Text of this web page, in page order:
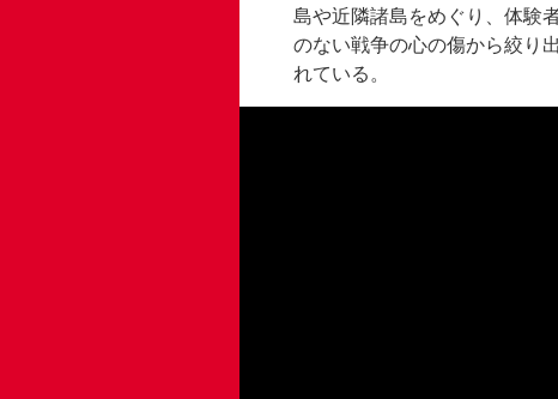
島や近隣諸島をめぐり、体験
のない戦争の心の傷から絞り
れている。